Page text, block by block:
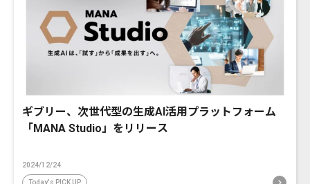
ギブリー、次世代型の生成AI活用プラットフォーム
「MANA Studio」をリリース
2024/12/24
Today's PICK UP